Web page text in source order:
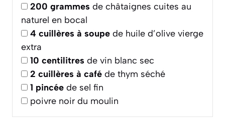
200 grammes de châtaignes cuites au
naturel en bocal
4 cuillères à soupe de huile d’olive vierge
extra
10 centilitres de vin blanc sec
2 cuillères à café de thym séché
1 pincée de sel fin
poivre noir du moulin